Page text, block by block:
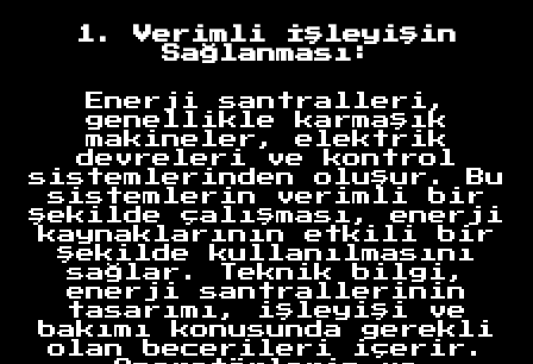
1. Verimli İşleyişin
Sağlanması:
Enerji santralleri,
genellikle karmaşık
makineler, elektrik
devreleri ve kontrol
sistemlerinden oluşur. Bu
sistemlerin verimli bir
şekilde çalışması, enerji
kaynaklarının etkili bir
şekilde kullanılmasını
sağlar. Teknik bilgi,
enerji santrallerinin
tasarımı, işleyişi ve
bakımı konusunda gerekli
olan becerileri içerir.